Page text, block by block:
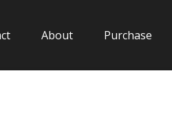
About Purchase